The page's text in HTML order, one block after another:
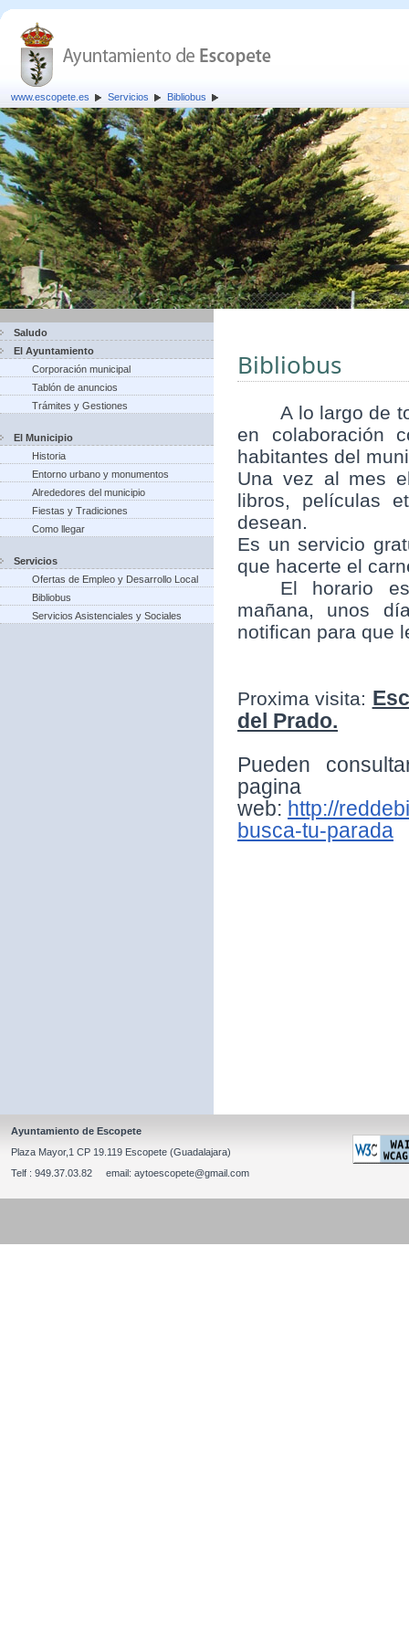
www.escopete.es Servicios Bibliobus
Saludo
El Ayuntamiento
Corporación municipal
Tablón de anuncios
Trámites y Gestiones
El Municipio
Historia
Entorno urbano y monumentos
Alrededores del municipio
Fiestas y Tradiciones
Como llegar
Servicios
Ofertas de Empleo y Desarrollo Local
Bibliobus
Servicios Asistenciales y Sociales
Bibliobus
A lo largo de
en colaboración
habitantes del
Una vez al mes
libros, películas
desean.
Es un servicio
que hacerte el
El horario
mañana, unos
notifican para que
Proxima visita:
del Prado.
Pueden
pagina
web: http://
busca-tu-parada
Ayuntamiento de Escopete
Plaza Mayor,1 CP 19.119 Escopete (Guadalajara)
Telf : 949.37.03.82 email: aytoescopete@gmail.com